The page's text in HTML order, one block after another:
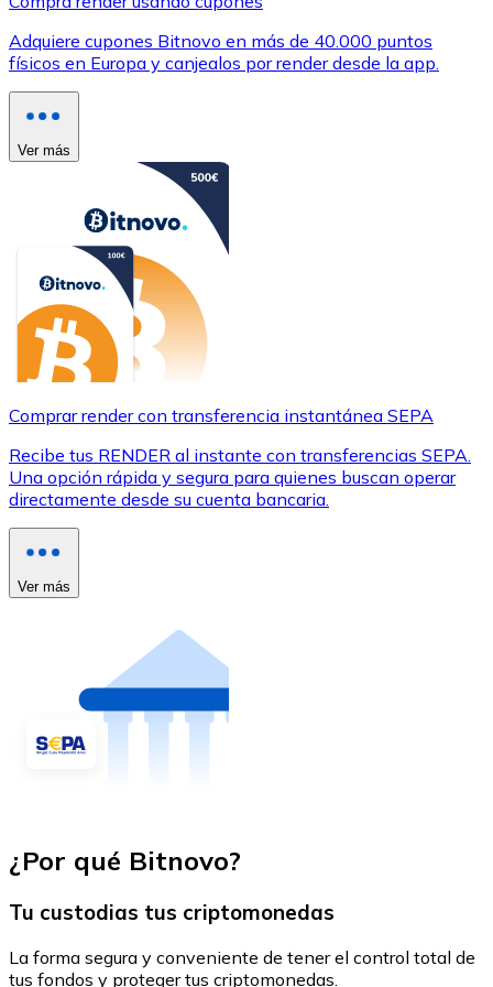
Adquiere cupones Bitnovo en más de 40.000 puntos
físicos en Europa y canjealos por render desde la app.
Ver más
Comprar render con transferencia instantánea SEPA
Recibe tus RENDER al instante con transferencias SEPA.
Una opción rápida y segura para quienes buscan operar
directamente desde su cuenta bancaria.
Ver más
¿Por qué Bitnovo?
Tu custodias tus criptomonedas
La forma segura y conveniente de tener el control total de
tus fondos y proteger tus criptomonedas.